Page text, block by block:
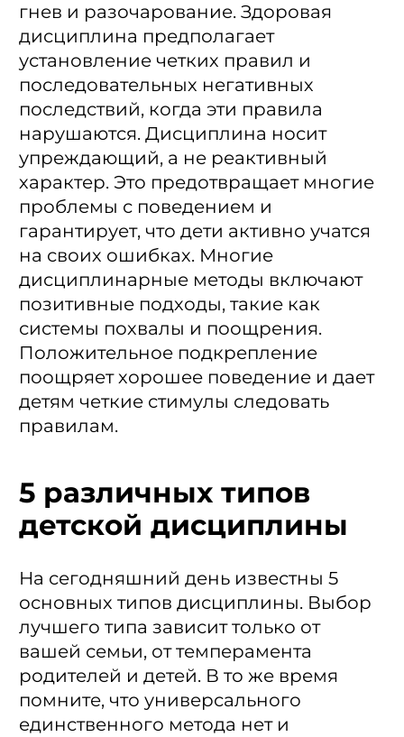
гнев и разочарование. Здоровая
дисциплина предполагает
установление четких правил и
последовательных негативных
последствий, когда эти правила
нарушаются. Дисциплина носит
упреждающий, а не реактивный
характер. Это предотвращает многие
проблемы с поведением и
гарантирует, что дети активно учатся
на своих ошибках. Многие
дисциплинарные методы включают
позитивные подходы, такие как
системы похвалы и поощрения.
Положительное подкрепление
поощряет хорошее поведение и дает
детям четкие стимулы следовать
правилам.
5 различных типов
детской дисциплины
На сегодняшний день известны 5
основных типов дисциплины. Выбор
лучшего типа зависит только от
вашей семьи, от темперамента
родителей и детей. В то же время
помните, что универсального
единственного метода нет и